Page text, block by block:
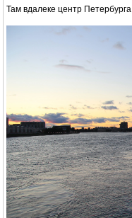
Там вдалеке центр Петербурга